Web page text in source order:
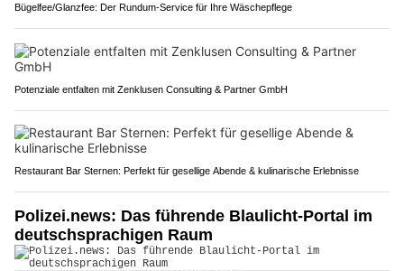
Bügelfee/Glanzfee: Der Rundum-Service für Ihre Wäschepflege
Potenziale entfalten mit Zenklusen Consulting & Partner GmbH
Restaurant Bar Sternen: Perfekt für gesellige Abende & kulinarische Erlebnisse
Polizei.news: Das führende Blaulicht-Portal im
deutschsprachigen Raum